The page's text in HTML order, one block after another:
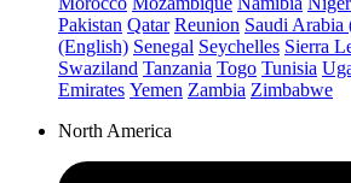
Pakistan Qatar Reunion Saudi Arabia
(English) Senegal Seychelles Sierra
Swaziland Tanzania Togo Tunisia
Emirates Yemen Zambia Zimbabwe
North America